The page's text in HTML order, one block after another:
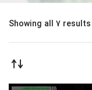
Showing all 7 results